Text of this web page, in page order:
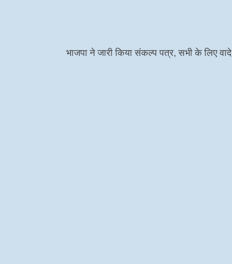
भाजपा ने जारी किया संकल्प पत्र, सभी के लिए वादे